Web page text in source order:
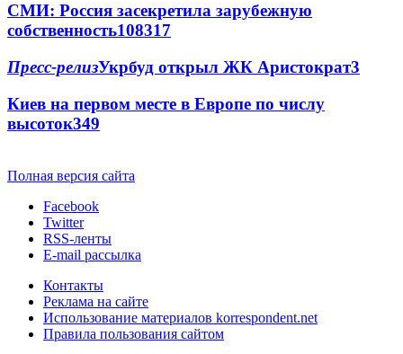
СМИ: Россия засекретила зарубежную
собственность108317
Пресс-релизУкрбуд открыл ЖК Аристократ3
Киев на первом месте в Европе по числу
высоток349
Полная версия сайта
Facebook
Twitter
RSS-ленты
E-mail рассылка
Контакты
Реклама на сайте
Использование материалов korrespondent.net
Правила пользования сайтом